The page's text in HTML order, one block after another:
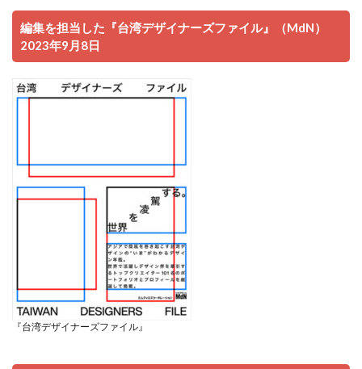
編集を担当した『台湾デザイナーズファイル』（MdN）
2023年9月8日
『台湾デザイナーズファイル』